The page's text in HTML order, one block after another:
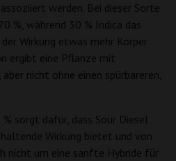
werden. Bei dieser Sorte
%, während 30 % Indica das
Wirkung etwas mehr Körper
ergibt eine Pflanze mit
nicht ohne einen spürbareren,
sorgt dafür, dass Sour Diesel
Wirkung bietet und von
nicht um eine sanfte Hybride für